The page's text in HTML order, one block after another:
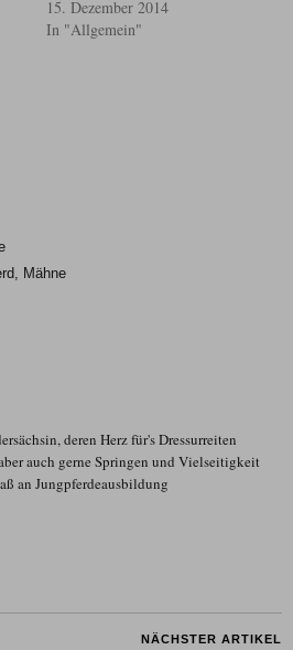
15. Dezember 2014
In "Allgemein"
, Mähne
deren Herz für's Dressurreiten
auch gerne Springen und Vielseitigkeit
an Jungpferdeausbildung
NÄCHSTER ARTIKEL